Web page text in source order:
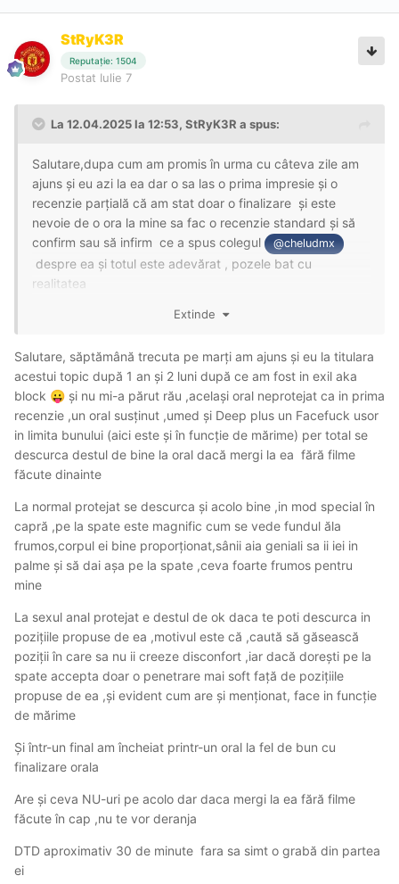
StRyK3R
Reputație: 1504
Postat Iulie 7
La 12.04.2025 la 12:53, StRyK3R a spus:
Salutare,dupa cum am promis în urma cu câteva zile am
ajuns și eu azi la ea dar o sa las o prima impresie și o
recenzie parțială că am stat doar o finalizare și este
nevoie de o ora la mine sa fac o recenzie standard și să
confirm sau să infirm ce a spus colegul
@cheludmx
despre ea și totul este adevărat , pozele bat cu
realitatea
săptămână viitoare deoarece i-am explicat că nu este o
locație populara printre futaci
Am inceput cu oral din partea ei ,foarte bun ,cu Deep(aici
este in funcție și de mărime) , susținut ,destul de umed la
cerere ,se cunoaște diferența de experiența din afara
tarii ,am incercat și puțin facefuck și nu s-a eschivat ,
din prima cum sa tina buzele lipite de penis in timp ce o
penetrezi in gura ,ii dau nota 10 per total la oral
Am incercat și puțin normal în poziția capra (a pus
prezervativul cu gura ) se simte bine in vaginul ei ,e ce
muleaza bine pe cerințe și apoi am trecut la sexul anal că
pentru el venisem cel mai mult că nu am mai făcut de
peste 1 an ,așadar am incercat puțin în pat cu mine in
genunchi și ea în fața mea(am un lapsus de exprimare
acum) apoi a trecut in capra la marginea patului pentru
văd sânii aia mari și frumoși in timp ce o penetram apoi
am finalizat in prezervativ cu mine in pat la marginea
și normal din cauza locației și patului jos unde nu mă
descurc deloc nota 9 ii dau
Am platit un Nr (30 min fără grabă) 150 plus 50 anal dar
Extinde
Salutare, săptămână trecuta pe marți am ajuns și eu la titulara
acestui topic după 1 an și 2 luni după ce am fost in exil aka
block 😛 și nu mi-a părut rău ,același oral neprotejat ca in prima
recenzie ,un oral susținut ,umed și Deep plus un Facefuck usor
in limita bunului (aici este și în funcție de mărime) per total se
descurca destul de bine la oral dacă mergi la ea fără filme
făcute dinainte
La normal protejat se descurca și acolo bine ,in mod special în
capră ,pe la spate este magnific cum se vede fundul ăla
frumos,corpul ei bine proporționat,sânii aia geniali sa ii iei in
palme și să dai așa pe la spate ,ceva foarte frumos pentru
mine
La sexul anal protejat e destul de ok daca te poti descurca in
pozițiile propuse de ea ,motivul este că ,caută să găsească
poziții în care sa nu ii creeze disconfort ,iar dacă dorești pe la
spate accepta doar o penetrare mai soft față de pozițiile
propuse de ea ,și evident cum are și menționat, face in funcție
de mărime
Și într-un final am încheiat printr-un oral la fel de bun cu
finalizare orala
Are și ceva NU-uri pe acolo dar daca mergi la ea fără filme
făcute în cap ,nu te vor deranja
DTD aproximativ 30 de minute fara sa simt o grabă din partea
ei